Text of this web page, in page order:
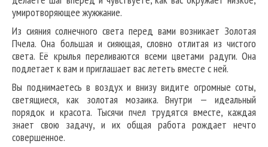
умиротворяющее жужжание.
Из сияния солнечного света перед вами возникает Золотая
Пчела. Она большая и сияющая, словно отлитая из чистого
света. Её крылья переливаются всеми цветами радуги. Она
подлетает к вам и приглашает вас лететь вместе с ней.
Вы поднимаетесь в воздух и внизу видите огромные соты,
светящиеся, как золотая мозаика. Внутри — идеальный
порядок и красота. Тысячи пчел трудятся вместе, каждая
знает свою задачу, и их общая работа рождает нечто
совершенное.